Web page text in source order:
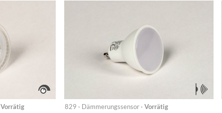
Vorrätig
829 · Dämmerungssensor · Vorrätig